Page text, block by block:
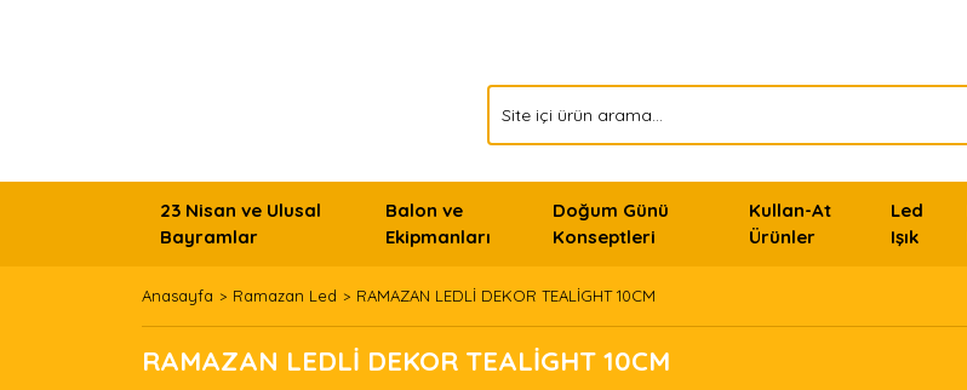
23 Nisan ve Ulusal
Bayramlar
Balon ve
Ekipmanları
Doğum Günü
Konseptleri
Kullan-At
Ürünler
Led
Işık
Anasayfa Ramazan Led RAMAZAN LEDLİ DEKOR TEALİGHT 10CM
RAMAZAN LEDLİ DEKOR TEALİGHT 10CM